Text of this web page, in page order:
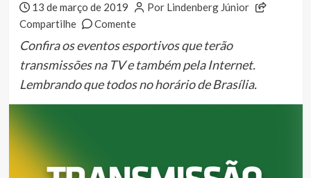
13 de março de 2019
Por Lindenberg Júnior
Compartilhe
Comente
Confira os eventos esportivos que terão
transmissões na TV e também pela Internet.
Lembrando que todos no horário de Brasília.